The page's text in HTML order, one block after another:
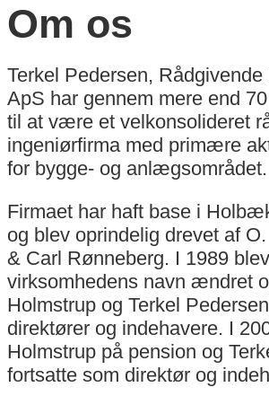
Om os
Terkel Pedersen,
ApS har gennem mere end
til at være et velkonsolideret
ingeniørfirma med primære
for bygge- og anlægsområdet.
Firmaet har haft base i
og blev oprindelig drevet af
& Carl Rønneberg. I 1989 blev
virksomhedens navn ændret
Holmstrup og Terkel
direktører og indehavere. I
Holmstrup på pension og
fortsatte som direktør og